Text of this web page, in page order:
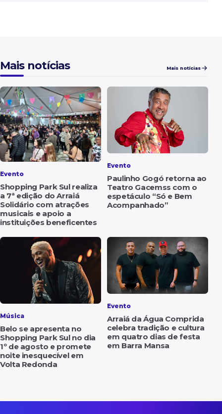
Mais notícias Mais notícias
Evento
Shopping Park Sul realiza
a 7ª edição do Arraiá
Solidário com atrações
musicais e apoio a
instituições beneficentes
Evento
Paulinho Gogó retorna ao
Teatro Gacemss com o
espetáculo “Só e Bem
Acompanhado”
Música
Belo se apresenta no
Shopping Park Sul no dia
1º de agosto e promete
noite inesquecível em
Volta Redonda
Evento
Arraiá da Água Comprida
celebra tradição e cultura
em quatro dias de festa
em Barra Mansa